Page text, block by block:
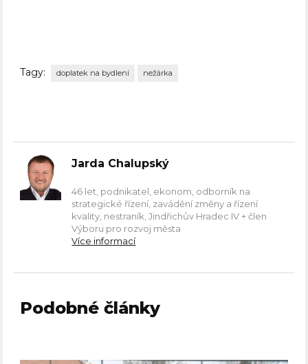
Tagy: doplatek na bydlení nežárka
Jarda Chalupský
46 let, podnikatel, ekonom, odborník na
strategické řízení, zavádění změny a řízení
kvality, nestraník, Jindřichův Hradec IV + člen
Výboru pro rozvoj města
Více informací
Podobné články